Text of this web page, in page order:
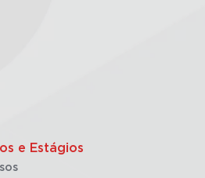
e Estágios